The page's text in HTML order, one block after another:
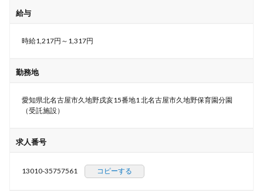
給与
時給1,217円～1,317円
勤務地
愛知県北名古屋市久地野戌亥15番地1 北名古屋市久地野保育園分園
（受託施設）
求人番号
13010-35757561 コピーする